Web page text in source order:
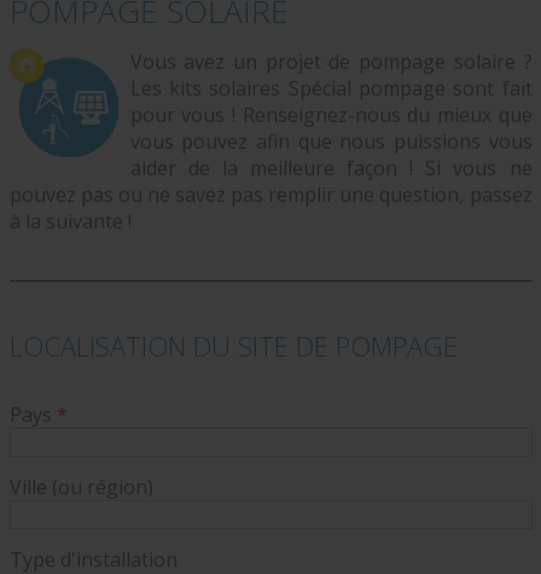
POMPAGE SOLAIRE
Vous avez un projet de pompage solaire ?
Les kits solaires Spécial pompage sont fait
pour vous ! Renseignez-nous du mieux que
vous pouvez afin que nous puissions vous
aider de la meilleure façon ! Si vous ne
pouvez pas ou ne savez pas remplir une question, passez
à la suivante !
LOCALISATION DU SITE DE POMPAGE
Pays *
Ville (ou région)
Type d'installation